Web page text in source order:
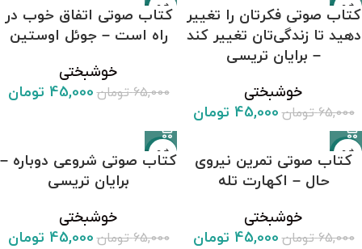
-31%
کتاب صوتی فکرتان را تغییر
دهید تا زندگی‌تان تغییر کند
– برایان تریسی
خوشبختی
65,000 تومان 45,000 تومان
-31%
کتاب صوتی اتفاق خوب در
راه است – جوئل اوستین
خوشبختی
65,000 تومان 45,000 تومان
-31%
کتاب صوتی تمرین نیروی
حال – اکهارت تله
خوشبختی
65,000 تومان 45,000 تومان
-31%
کتاب صوتی شروعی دوباره –
برایان تریسی
خوشبختی
65,000 تومان 45,000 تومان